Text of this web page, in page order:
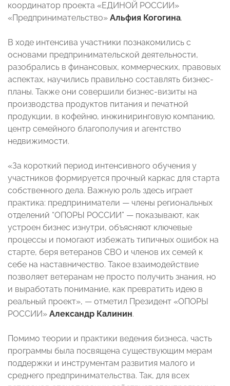
координатор проекта «ЕДИНОЙ РОССИИ»
«Предпринимательство» Альфия Когогина.
В ходе интенсива участники познакомились с
основами предпринимательской деятельности,
разобрались в финансовых, коммерческих, правовых
аспектах, научились правильно составлять бизнес-
планы. Также они совершили бизнес-визиты на
производства продуктов питания и печатной
продукции, в кофейню, инжиниринговую компанию,
центр семейного благополучия и агентство
недвижимости.
«За короткий период интенсивного обучения у
участников формируется прочный каркас для старта
собственного дела. Важную роль здесь играет
практика: предприниматели — члены региональных
отделений “ОПОРЫ РОССИИ” — показывают, как
устроен бизнес изнутри, объясняют ключевые
процессы и помогают избежать типичных ошибок на
старте, беря ветеранов СВО и членов их семей к
себе на наставничество. Такое взаимодействие
позволяет ветеранам не просто получить знания, но
и выработать понимание, как превратить идею в
реальный проект», — отметил Президент «ОПОРЫ
РОССИИ» Александр Калинин.
Помимо теории и практики ведения бизнеса, часть
программы была посвящена существующим мерам
поддержки и инструментам развития малого и
среднего предпринимательства. Так, для всех